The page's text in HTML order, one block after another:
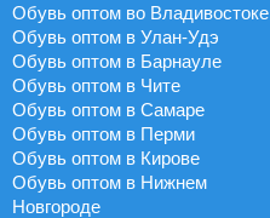
Обувь оптом во Владивостоке
Обувь оптом в Улан-Удэ
Обувь оптом в Барнауле
Обувь оптом в Чите
Обувь оптом в Самаре
Обувь оптом в Перми
Обувь оптом в Кирове
Обувь оптом в Нижнем
Новгороде